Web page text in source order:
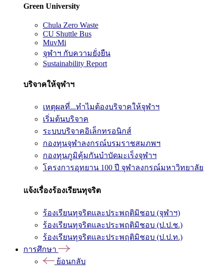
Green University
Chula Zero Waste
CU Shuttle Bus
MuvMi
จุฬาฯ กับความยั่งยืน
Sustainability Report
บริจาคให้จุฬาฯ
เหตุผลที่...ทำไมต้องบริจาคให้จุฬาฯ
เริ่มต้นบริจาค
ระบบบริจาคอิเล็กทรอนิกส์
กองทุนจุฬาลงกรณ์บรมราชสมภพฯ
กองทุนภูมิคุ้มกันบำบัดมะเร็งจุฬาฯ
โครงการอุทยาน 100 ปี จุฬาลงกรณ์มหาวิทยาลัย
แจ้งเรื่องร้องเรียนทุจริต
ร้องเรียนทุจริตและประพฤติมิชอบ (จุฬาฯ)
ร้องเรียนทุจริตและประพฤติมิชอบ (ป.ป.ช.)
ร้องเรียนทุจริตและประพฤติมิชอบ (ป.ป.ท.)
การศึกษา
ย้อนกลับ